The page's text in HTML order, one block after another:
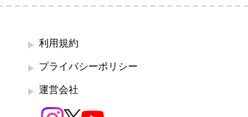
利用規約
プライバシーポリシー
運営会社